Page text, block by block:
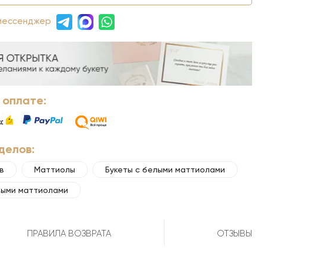
Маттиолы Букеты с белыми маттиолами
маттиолами
ПРАВИЛА ВОЗВРАТА ОТЗЫВЫ